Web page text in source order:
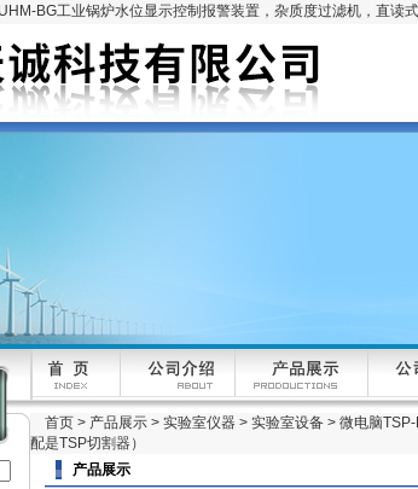
BG工业锅炉水位显示控制报警装置，杂质度过滤机，直读
首页 > 产品展示 > 实验室仪器 > 实验室设备 > 微电脑
配是TSP切割器）
产品展示